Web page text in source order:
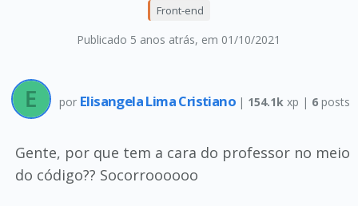
Publicado 5 anos atrás, em 01/10/2021
Front-end
por Elisangela Lima Cristiano | 154.1k xp | 6 posts
Gente, por que tem a cara do professor no meio
do código?? Socorroooooo